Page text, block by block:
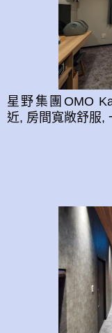
星野集團OMO
近, 房間寬敞舒服,